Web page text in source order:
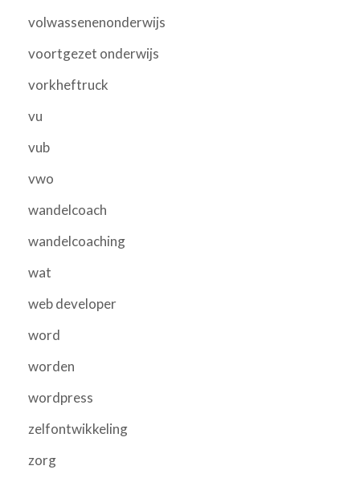
volwassenenonderwijs
voortgezet onderwijs
vorkheftruck
vu
vub
vwo
wandelcoach
wandelcoaching
wat
web developer
word
worden
wordpress
zelfontwikkeling
zorg